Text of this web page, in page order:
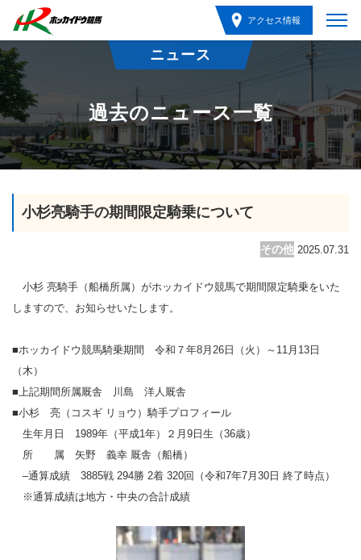
アクセス情報
ニュース
過去のニュース一覧
小杉亮騎手の期間限定騎乗について
その他 2025.07.31
小杉 亮騎手（船橋所属）がホッカイドウ競馬で期間限定騎乗をいた
しますので、お知らせいたします。
■ホッカイドウ競馬騎乗期間 令和７年8月26日（火）～11月13日
（木）
■上記期間所属厩舎 川島 洋人厩舎
■小杉 亮（コスギ リョウ）騎手プロフィール
生年月日 1989年（平成1年）２月9日生（36歳）
所 属 矢野 義幸 厩舎（船橋）
–通算成績 3885戦 294勝 2着 320回（令和7年7月30日 終了時点）
※通算成績は地方・中央の合計成績